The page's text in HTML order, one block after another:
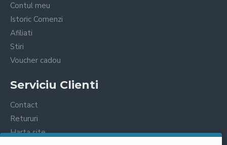
Contul meu
Istoric Comenzi
Afiliati
Stiri
Voucher cadou
Serviciu Clienti
Contact
Retururi
Harta site